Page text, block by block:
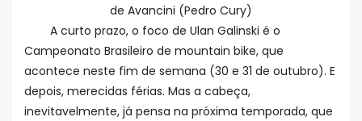
de Avancini (Pedro Cury)
A curto prazo, o foco de Ulan Galinski é o
Campeonato Brasileiro de mountain bike, que
acontece neste fim de semana (30 e 31 de outubro). E
depois, merecidas férias. Mas a cabeça,
inevitavelmente, já pensa na próxima temporada, que